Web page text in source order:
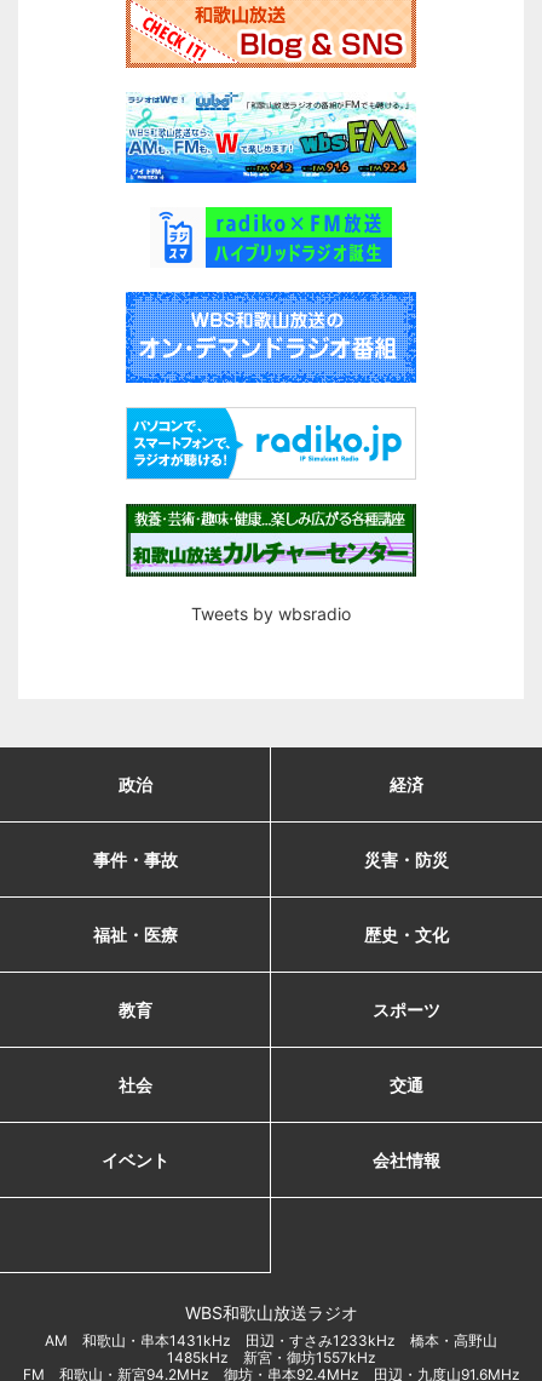
Tweets by wbsradio
政治 経済
事件・事故 災害・防災
福祉・医療 歴史・文化
教育 スポーツ
社会 交通
イベント 会社情報
WBS和歌山放送ラジオ
AM 和歌山・串本1431kHz 田辺・すさみ1233kHz 橋本・高野山
1485kHz 新宮・御坊1557kHz
FM 和歌山・新宮94.2MHz 御坊・串本92.4MHz 田辺・九度山91.6MHz